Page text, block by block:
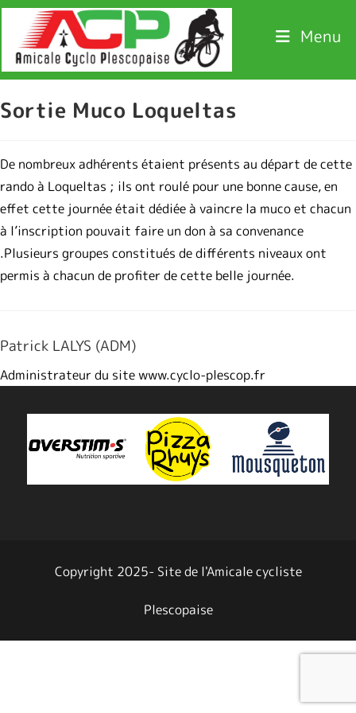
Menu
Sortie Muco Loqueltas
De nombreux adhérents étaient présents au départ de cette
rando à Loqueltas ; ils ont roulé pour une bonne cause, en
effet cette journée était dédiée à vaincre la muco et chacun
à l’inscription pouvait faire un don à sa convenance
.Plusieurs groupes constitués de différents niveaux ont
permis à chacun de profiter de cette belle journée.
Patrick LALYS (ADM)
Administrateur du site www.cyclo-plescop.fr
Copyright 2025- Site de l'Amicale cycliste
Plescopaise